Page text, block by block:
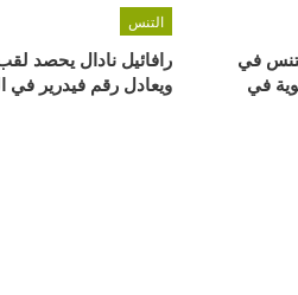
في
في
التنس
رافائيل نادال يحصد
ويعادل رقم فيدرير في